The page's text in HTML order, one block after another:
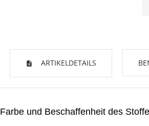
ARTIKELDETAILS
und Beschaffenheit des
AUF MEINE
WUNSCHLISTE
Name der Wunschliste
ANMELDEN
Sie müssen angemeldet